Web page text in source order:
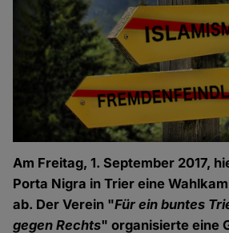
Am Freitag, 1. September 2017,
Porta Nigra in Trier eine
ab. Der Verein "Für ein buntes
gegen Rechts" organisierte eine